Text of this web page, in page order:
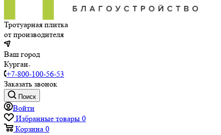
Тротуарная плитка
от производителя
Ваш город
Курган
+7-800-100-56-53
Заказать звонок
Поиск
Войти
Избранные товары 0
Корзина 0